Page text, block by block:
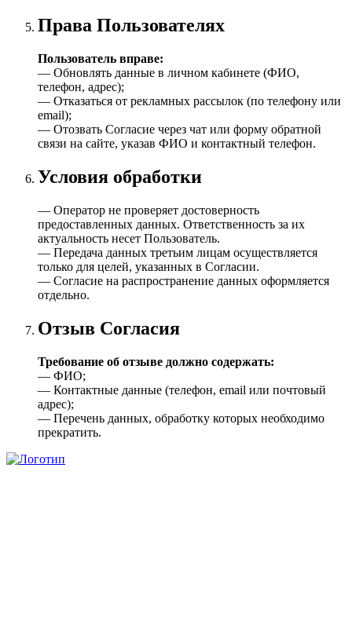
Права Пользователях
Пользователь вправе:
— Обновлять данные в личном кабинете (ФИО,
телефон, адрес);
— Отказаться от рекламных рассылок (по телефону или
email);
— Отозвать Согласие через чат или форму обратной
связи на сайте, указав ФИО и контактный телефон.
Условия обработки
— Оператор не проверяет достоверность
предоставленных данных. Ответственность за их
актуальность несет Пользователь.
— Передача данных третьим лицам осуществляется
только для целей, указанных в Согласии.
— Согласие на распространение данных оформляется
отдельно.
Отзыв Согласия
Требование об отзыве должно содержать:
— ФИО;
— Контактные данные (телефон, email или почтовый
адрес);
— Перечень данных, обработку которых необходимо
прекратить.